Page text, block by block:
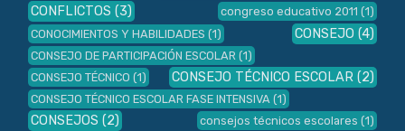
CONFLICTOS (3) congreso educativo 2011 (1)
CONOCIMIENTOS Y HABILIDADES (1) CONSEJO (4)
CONSEJO DE PARTICIPACIÓN ESCOLAR (1)
CONSEJO TÉCNICO (1) CONSEJO TÉCNICO ESCOLAR (2)
CONSEJO TÉCNICO ESCOLAR FASE INTENSIVA (1)
CONSEJOS (2) consejos técnicos escolares (1)